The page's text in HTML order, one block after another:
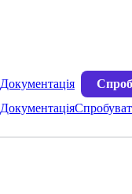
Документація
Документація